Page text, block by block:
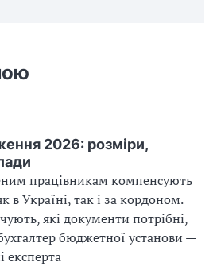
2026: розміри,
працівникам компенсують
в Україні, так і за кордоном.
які документи потрібні,
бюджетної установи —
експерта